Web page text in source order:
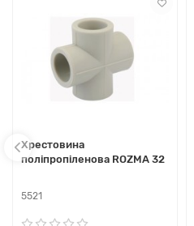
Хрестовина
поліпропіленова ROZMA 32
5521